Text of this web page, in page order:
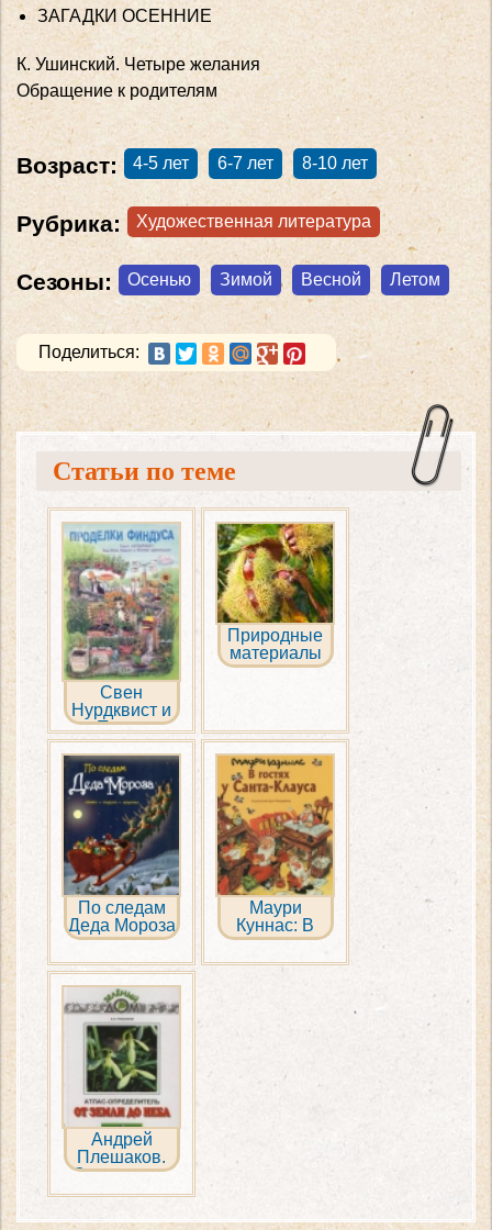
ЗАГАДКИ ОСЕННИЕ
К. Ушинский. Четыре желания
Обращение к родителям
Возраст: 4-5 лет 6-7 лет 8-10 лет
Рубрика: Художественная литература
Сезоны: Осенью Зимой Весной Летом
Поделиться:
Статьи по теме
Свен
Нурдквист и
др: Проделки
Финдуса
Природные
материалы
для поделок
По следам
Деда Мороза
Маури
Куннас: В
гостях у
Санта-
Андрей
Плешаков.
От земли до
неба. Атлас-